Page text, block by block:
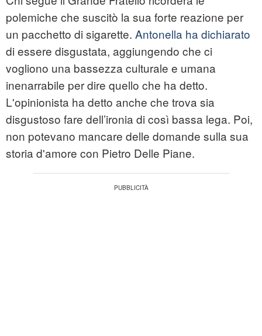
polemiche che suscitò la sua forte reazione per
un pacchetto di sigarette. Antonella ha dichiarato
di essere disgustata, aggiungendo che ci
vogliono una bassezza culturale e umana
inenarrabile per dire quello che ha detto.
L'opinionista ha detto anche che trova sia
disgustoso fare dell’ironia di così bassa lega. Poi,
non potevano mancare delle domande sulla sua
storia d'amore con Pietro Delle Piane.